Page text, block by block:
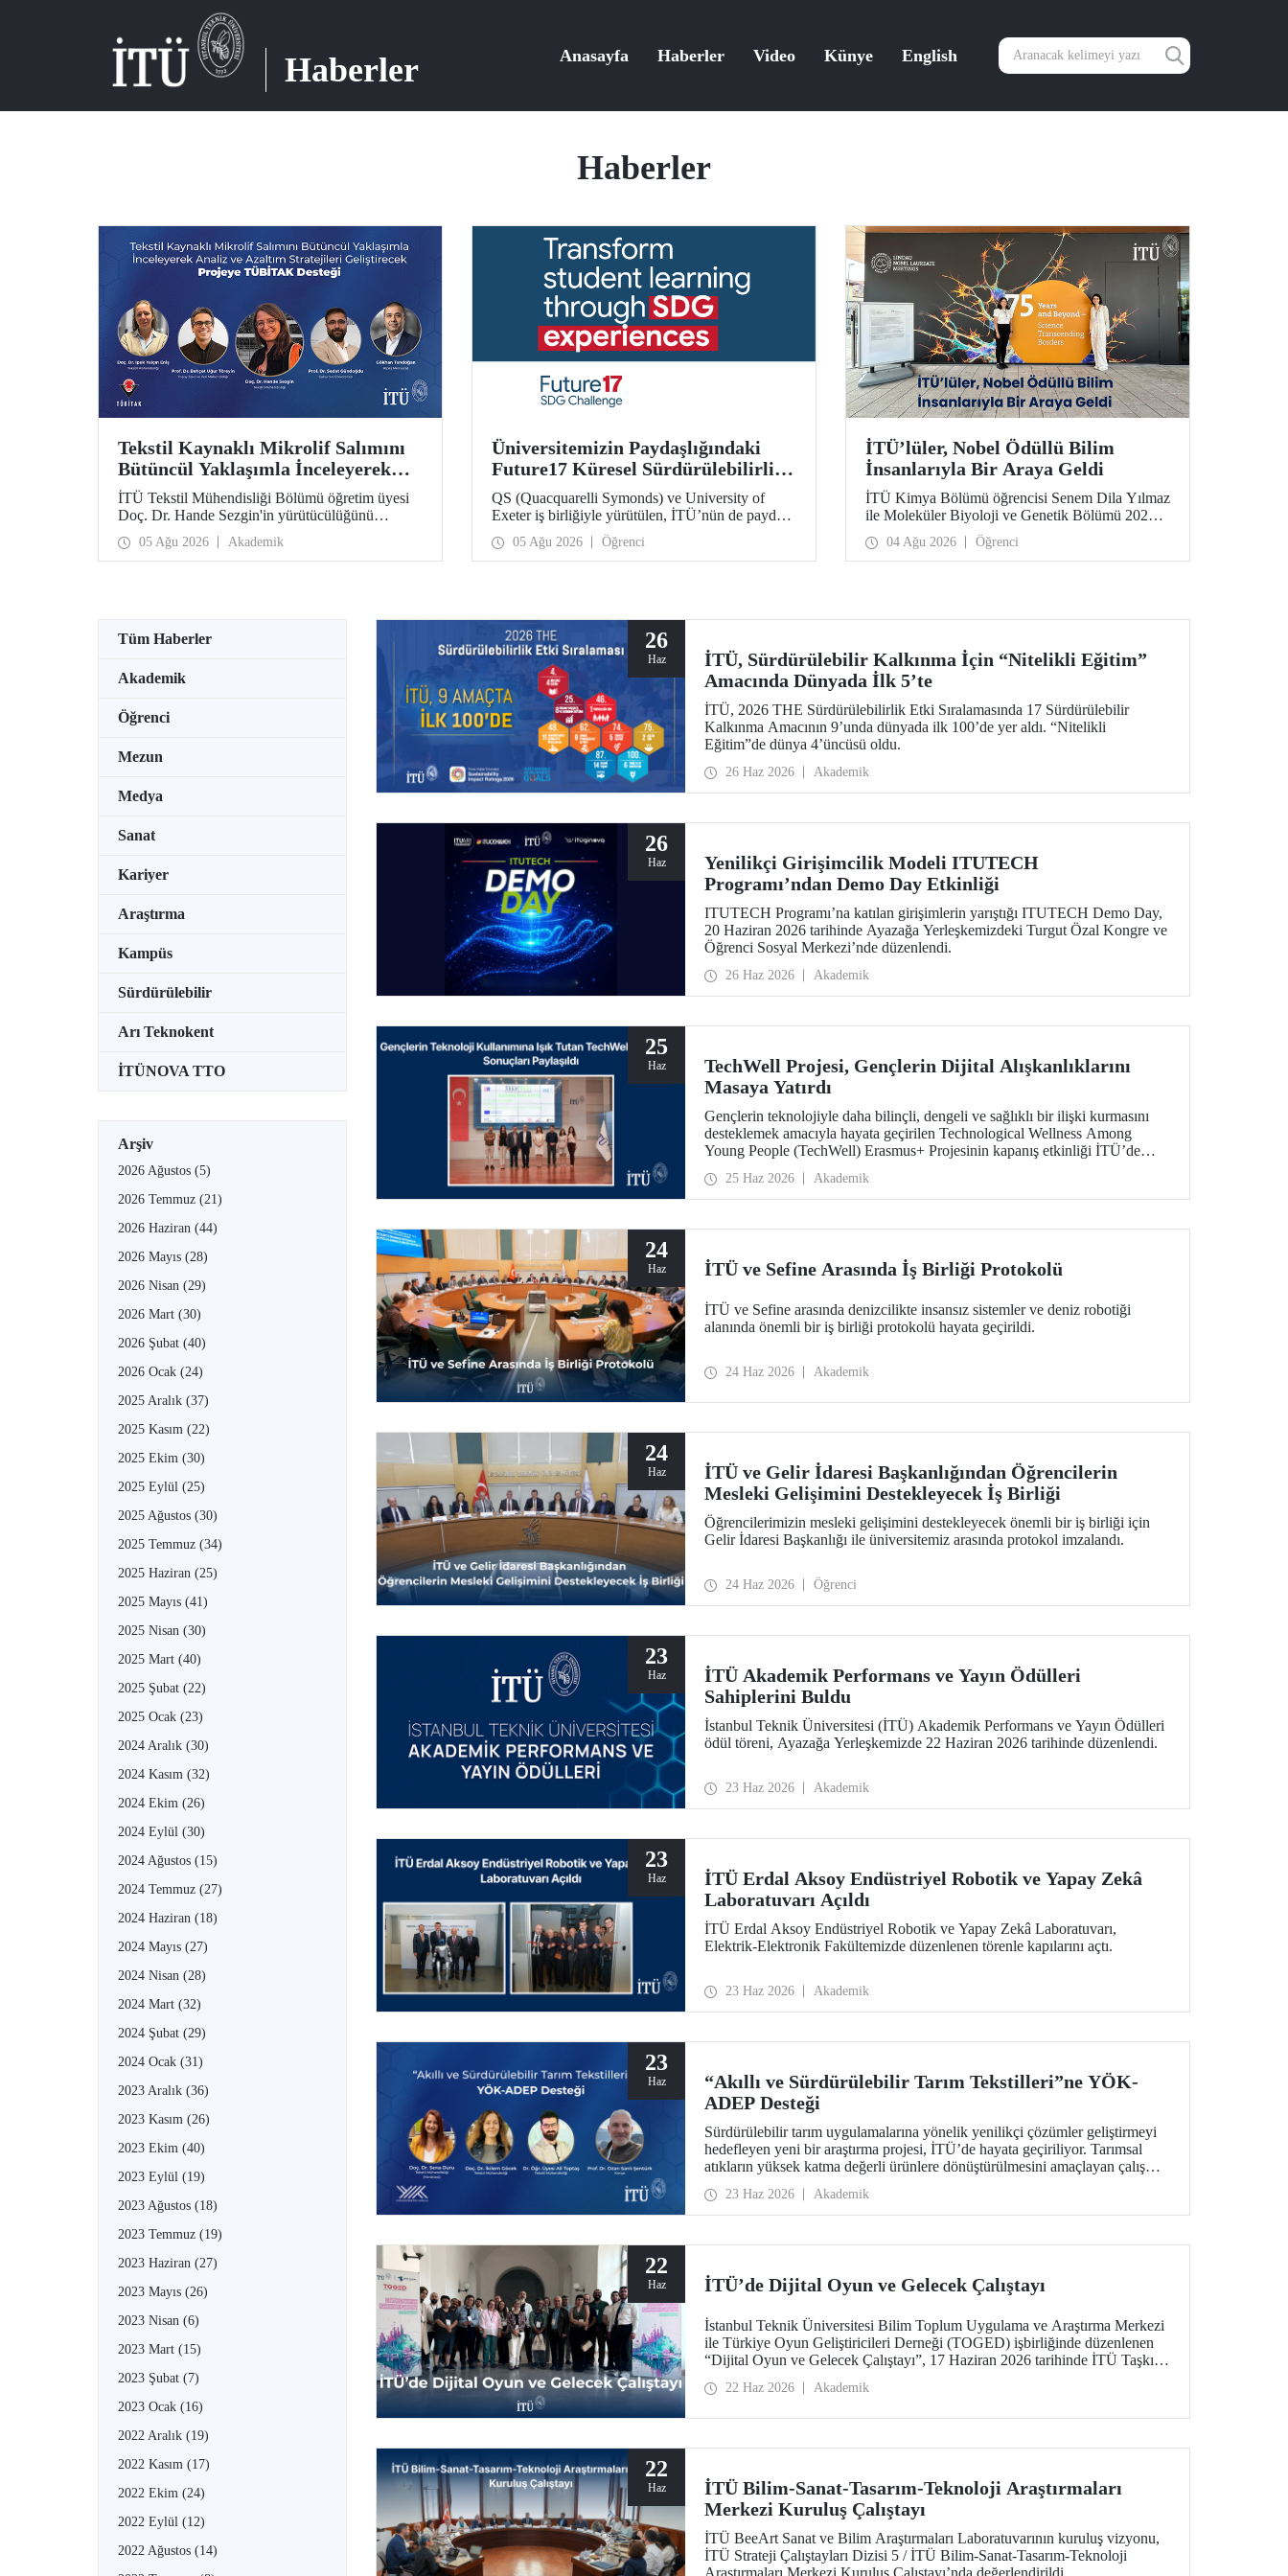
Haberler Anasayfa Haberler Video Künye English
Haberler
Tekstil Kaynaklı Mikrolif Salımını
Bütüncül Yaklaşımla İnceleyerek
Analiz ve Azaltım Stratejileri
Geliştirecek Projeye TÜBİTAK
Desteği
İTÜ Tekstil Mühendisliği Bölümü öğretim üyesi
Doç. Dr. Hande Sezgin'in yürütücülüğünü
üstlendiği “Sürdürülebilir Pamuk ve Polyester
Esaslı Tekstil Ürünlerinde Kullanım Koşullarına
Bağlı Mikrolif Salımı: Aşınma, UV Maruziyeti ve
proje, TÜBİTAK 2515 – COST Aksiyon Üyeleri
Ar-Ge Destek Programı kapsamında
05 Ağu 2026 Akademik
Üniversitemizin Paydaşlığındaki
Future17 Küresel Sürdürülebilirlik
Proje Programı, Öğrencilerimizin
Başvurularını Bekliyor
QS (Quacquarelli Symonds) ve University of
Exeter iş birliğiyle yürütülen, İTÜ’nün de paydaşı
olduğu Future17 Küresel Sürdürülebilirlik Proje
Programı için yeni dönem öğrenci başvuruları
açıldı. Başvurular için son gün 31 Ağustos!
05 Ağu 2026 Öğrenci
İTÜ’lüler, Nobel Ödüllü Bilim
İnsanlarıyla Bir Araya Geldi
İTÜ Kimya Bölümü öğrencisi Senem Dila Yılmaz
ile Moleküler Biyoloji ve Genetik Bölümü 2026
yılı mezunu Elif Önel, TÜBİTAK 2224-C Yurt
Dışı Bilimsel Etkinliklere Katılım Desteği
kapsamında 75’inci Lindau Nobel Ödüllü Bilim
04 Ağu 2026 Öğrenci
Tüm Haberler
Akademik
Öğrenci
Mezun
Medya
Sanat
Kariyer
Araştırma
Kampüs
Sürdürülebilir
Arı Teknokent
İTÜNOVA TTO
Arşiv
2026 Ağustos (5)
2026 Temmuz (21)
2026 Haziran (44)
2026 Mayıs (28)
2026 Nisan (29)
2026 Mart (30)
2026 Şubat (40)
2026 Ocak (24)
2025 Aralık (37)
2025 Kasım (22)
2025 Ekim (30)
2025 Eylül (25)
2025 Ağustos (30)
2025 Temmuz (34)
2025 Haziran (25)
2025 Mayıs (41)
2025 Nisan (30)
2025 Mart (40)
2025 Şubat (22)
2025 Ocak (23)
2024 Aralık (30)
2024 Kasım (32)
2024 Ekim (26)
2024 Eylül (30)
2024 Ağustos (15)
2024 Temmuz (27)
2024 Haziran (18)
2024 Mayıs (27)
2024 Nisan (28)
2024 Mart (32)
2024 Şubat (29)
2024 Ocak (31)
2023 Aralık (36)
2023 Kasım (26)
2023 Ekim (40)
2023 Eylül (19)
2023 Ağustos (18)
2023 Temmuz (19)
2023 Haziran (27)
2023 Mayıs (26)
2023 Nisan (6)
2023 Mart (15)
2023 Şubat (7)
2023 Ocak (16)
2022 Aralık (19)
2022 Kasım (17)
2022 Ekim (24)
2022 Eylül (12)
2022 Ağustos (14)
26
Haz
İTÜ, Sürdürülebilir Kalkınma İçin “Nitelikli Eğitim”
Amacında Dünyada İlk 5’te
İTÜ, 2026 THE Sürdürülebilirlik Etki Sıralamasında 17 Sürdürülebilir
Kalkınma Amacının 9’unda dünyada ilk 100’de yer aldı. “Nitelikli
Eğitim”de dünya 4’üncüsü oldu.
26 Haz 2026 Akademik
26
Haz
Yenilikçi Girişimcilik Modeli ITUTECH
Programı’ndan Demo Day Etkinliği
ITUTECH Programı’na katılan girişimlerin yarıştığı ITUTECH Demo Day,
20 Haziran 2026 tarihinde Ayazağa Yerleşkemizdeki Turgut Özal Kongre ve
Öğrenci Sosyal Merkezi’nde düzenlendi.
26 Haz 2026 Akademik
25
Haz
TechWell Projesi, Gençlerin Dijital Alışkanlıklarını
Masaya Yatırdı
Gençlerin teknolojiyle daha bilinçli, dengeli ve sağlıklı bir ilişki kurmasını
desteklemek amacıyla hayata geçirilen Technological Wellness Among
Young People (TechWell) Erasmus+ Projesinin kapanış etkinliği İTÜ’de
gençlerin dijital refahını güçlendirmeye yönelik önemli veriler ortaya koydu.
25 Haz 2026 Akademik
24
Haz İTÜ ve Sefine Arasında İş Birliği Protokolü
İTÜ ve Sefine arasında denizcilikte insansız sistemler ve deniz robotiği
alanında önemli bir iş birliği protokolü hayata geçirildi.
24 Haz 2026 Akademik
24
Haz
İTÜ ve Gelir İdaresi Başkanlığından Öğrencilerin
Mesleki Gelişimini Destekleyecek İş Birliği
Öğrencilerimizin mesleki gelişimini destekleyecek önemli bir iş birliği için
Gelir İdaresi Başkanlığı ile üniversitemiz arasında protokol imzalandı.
24 Haz 2026 Öğrenci
23
Haz
İTÜ Akademik Performans ve Yayın Ödülleri
Sahiplerini Buldu
İstanbul Teknik Üniversitesi (İTÜ) Akademik Performans ve Yayın Ödülleri
ödül töreni, Ayazağa Yerleşkemizde 22 Haziran 2026 tarihinde düzenlendi.
23 Haz 2026 Akademik
23
Haz
İTÜ Erdal Aksoy Endüstriyel Robotik ve Yapay Zekâ
Laboratuvarı Açıldı
İTÜ Erdal Aksoy Endüstriyel Robotik ve Yapay Zekâ Laboratuvarı,
Elektrik-Elektronik Fakültemizde düzenlenen törenle kapılarını açtı.
23 Haz 2026 Akademik
23
Haz
“Akıllı ve Sürdürülebilir Tarım Tekstilleri”ne YÖK-
ADEP Desteği
Sürdürülebilir tarım uygulamalarına yönelik yenilikçi çözümler geliştirmeyi
hedefleyen yeni bir araştırma projesi, İTÜ’de hayata geçiriliyor. Tarımsal
atıkların yüksek katma değerli ürünlere dönüştürülmesini amaçlayan çalışma;
getirerek tarım sektörünün geleceğine katkı sunmayı hedefliyor.
23 Haz 2026 Akademik
22
Haz İTÜ’de Dijital Oyun ve Gelecek Çalıştayı
İstanbul Teknik Üniversitesi Bilim Toplum Uygulama ve Araştırma Merkezi
ile Türkiye Oyun Geliştiricileri Derneği (TOGED) işbirliğinde düzenlenen
“Dijital Oyun ve Gelecek Çalıştayı”, 17 Haziran 2026 tarihinde İTÜ Taşkışla
22 Haz 2026 Akademik
22
Haz
İTÜ Bilim-Sanat-Tasarım-Teknoloji Araştırmaları
Merkezi Kuruluş Çalıştayı
İTÜ BeeArt Sanat ve Bilim Araştırmaları Laboratuvarının kuruluş vizyonu,
İTÜ Strateji Çalıştayları Dizisi 5 / İTÜ Bilim-Sanat-Tasarım-Teknoloji
Araştırmaları Merkezi Kuruluş Çalıştayı’nda değerlendirildi.